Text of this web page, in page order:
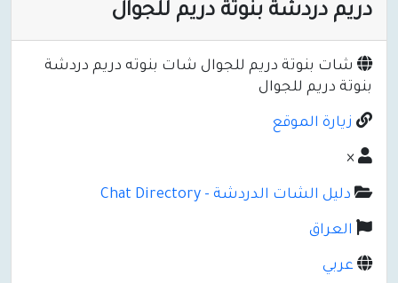
دريم دردشة بنوتة دريم للجوال
شات بنوتة دريم للجوال شات بنوته دريم دردشة
بنوتة دريم للجوال
زيارة الموقع
×
دليل الشات الدردشة - Chat Directory
العراق
عربي